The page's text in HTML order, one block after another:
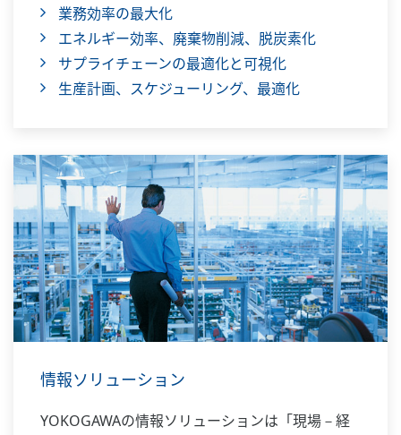
業務効率の最大化
エネルギー効率、廃棄物削減、脱炭素化
サプライチェーンの最適化と可視化
生産計画、スケジューリング、最適化
情報ソリューション
YOKOGAWAの情報ソリューションは「現場－経